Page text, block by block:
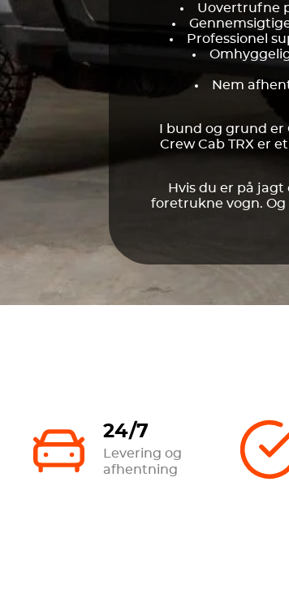
Uovertrufne
Professionel
Nem
I bund og grund
Crew Cab TRX er
Hvis du er på jagt
foretrukne vogn. Og
24/7
Levering og
afhentning